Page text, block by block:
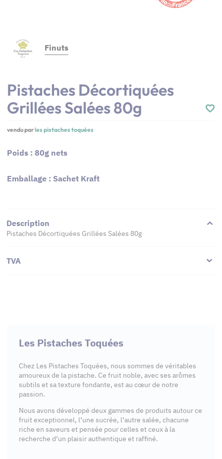
Finuts
Pistaches Décortiquées
Grillées Salées 80g
vendu parles pistaches toquées
Poids : 80g nets
Emballage : Sachet Kraft
Description
Pistaches Décortiquées Grillées Salées 80g
TVA
Les Pistaches Toquées
Chez Les Pistaches Toquées, nous sommes de véritables
amoureux de la pistache. Ce fruit noble, avec ses arômes
subtils et sa texture fondante, est au cœur de notre
passion.
Nous avons développé deux gammes de produits autour ce
fruit exceptionnel, l’une sucrée, l’autre salée, chacune
riche en saveurs et pensée pour celles et ceux à la
recherche d’un plaisir authentique et raffiné.